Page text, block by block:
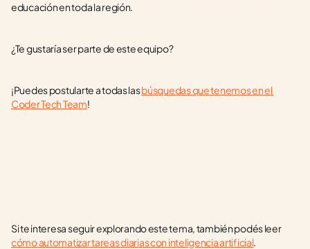
educación en toda la región.
¿Te gustaría ser parte de este equipo?
﻿¡Puedes postularte a todas las búsquedas que tenemos en el
Coder Tech Team!
Si te interesa seguir explorando este tema, también podés leer
cómo automatizar tareas diarias con inteligencia artificial.